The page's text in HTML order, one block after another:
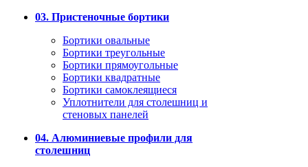
03. Пристеночные бортики
Бортики овальные
Бортики треугольные
Бортики прямоугольные
Бортики квадратные
Бортики самоклеящиеся
Уплотнители для столешниц и
стеновых панелей
04. Алюминиевые профили для
столешниц